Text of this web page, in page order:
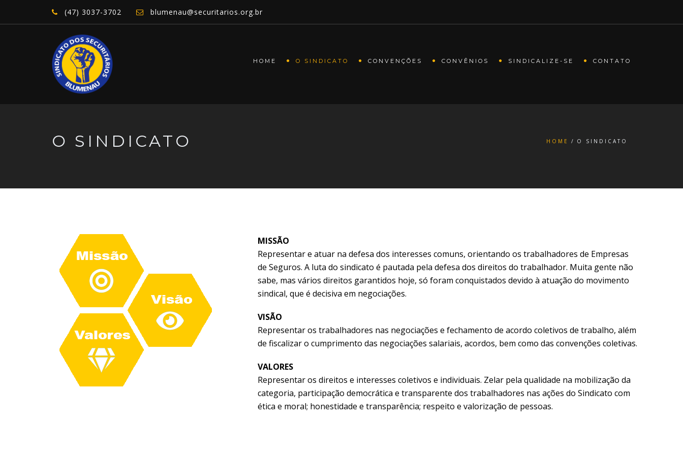
(47) 3037-3702 blumenau@securitarios.org.br
HOME O SINDICATO CONVENÇÕES CONVÊNIOS SINDICALIZE-SE CONTATO
O SINDICATO HOME O SINDICATO
MISSÃO
Representar e atuar na defesa dos interesses comuns, orientando os trabalhadores de Empresas
de Seguros. A luta do sindicato é pautada pela defesa dos direitos do trabalhador. Muita gente não
sabe, mas vários direitos garantidos hoje, só foram conquistados devido à atuação do movimento
sindical, que é decisiva em negociações.
VISÃO
Representar os trabalhadores nas negociações e fechamento de acordo coletivos de trabalho, além
de fiscalizar o cumprimento das negociações salariais, acordos, bem como das convenções coletivas.
VALORES
Representar os direitos e interesses coletivos e individuais. Zelar pela qualidade na mobilização da
categoria, participação democrática e transparente dos trabalhadores nas ações do Sindicato com
ética e moral; honestidade e transparência; respeito e valorização de pessoas.